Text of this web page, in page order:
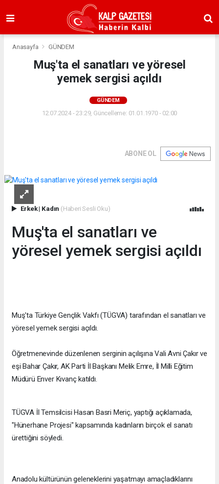
Anasayfa GÜNDEM
Muş'ta el sanatları ve yöresel
yemek sergisi açıldı
GÜNDEM
12.07.2024 - 23:29, Güncelleme: 01.01.1970 - 02:00
ABONE OL
Erkek| Kadın (Haberi Sesli Oku)
Muş'ta el sanatları ve
yöresel yemek sergisi açıldı
Muş'ta Türkiye Gençlik Vakfı (TÜGVA) tarafından el sanatları ve
yöresel yemek sergisi açıldı.
Öğretmenevinde düzenlenen serginin açılışına Vali Avni Çakır ve
eşi Bahar Çakır, AK Parti İl Başkanı Melik Emre, İl Milli Eğitim
Müdürü Enver Kıvanç katıldı.
TÜGVA İl Temsilcisi Hasan Basri Meriç, yaptığı açıklamada,
"Hünerhane Projesi" kapsamında kadınların birçok el sanatı
ürettiğini söyledi.
Anadolu kültürünün geleneklerini yaşatmayı amaçladıklarını